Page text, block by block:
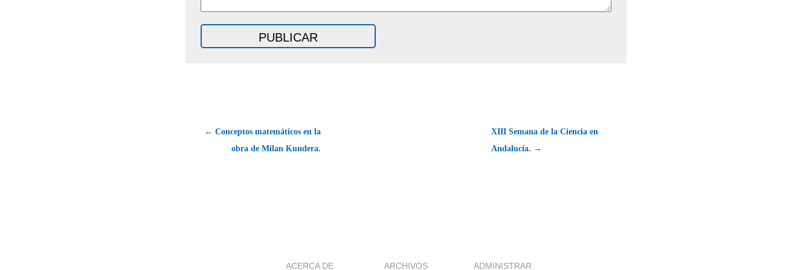
← Conceptos matemáticos en la
obra de Milan Kundera.
XIII Semana de la Ciencia en
Andalucía. →
ACERCA DE ARCHIVOS ADMINISTRAR